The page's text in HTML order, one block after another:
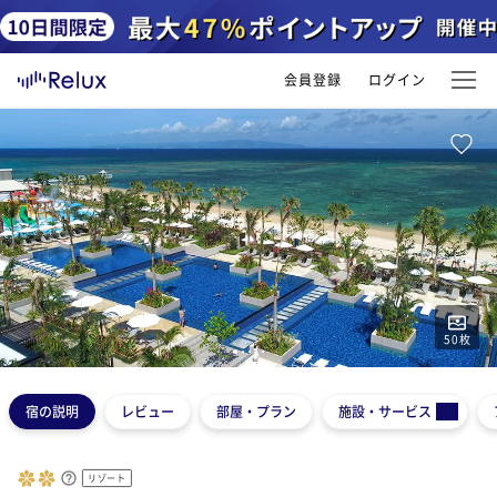
会員登録 ログイン
50枚
12345
宿の説明 レビュー 部屋・プラン 施設・サービス
リゾート